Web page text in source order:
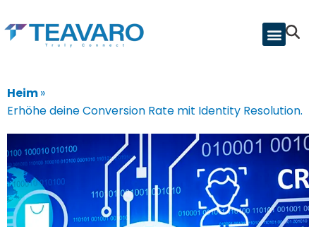
Heim»
Erhöhe deine Conversion Rate mit Identity Resolution.